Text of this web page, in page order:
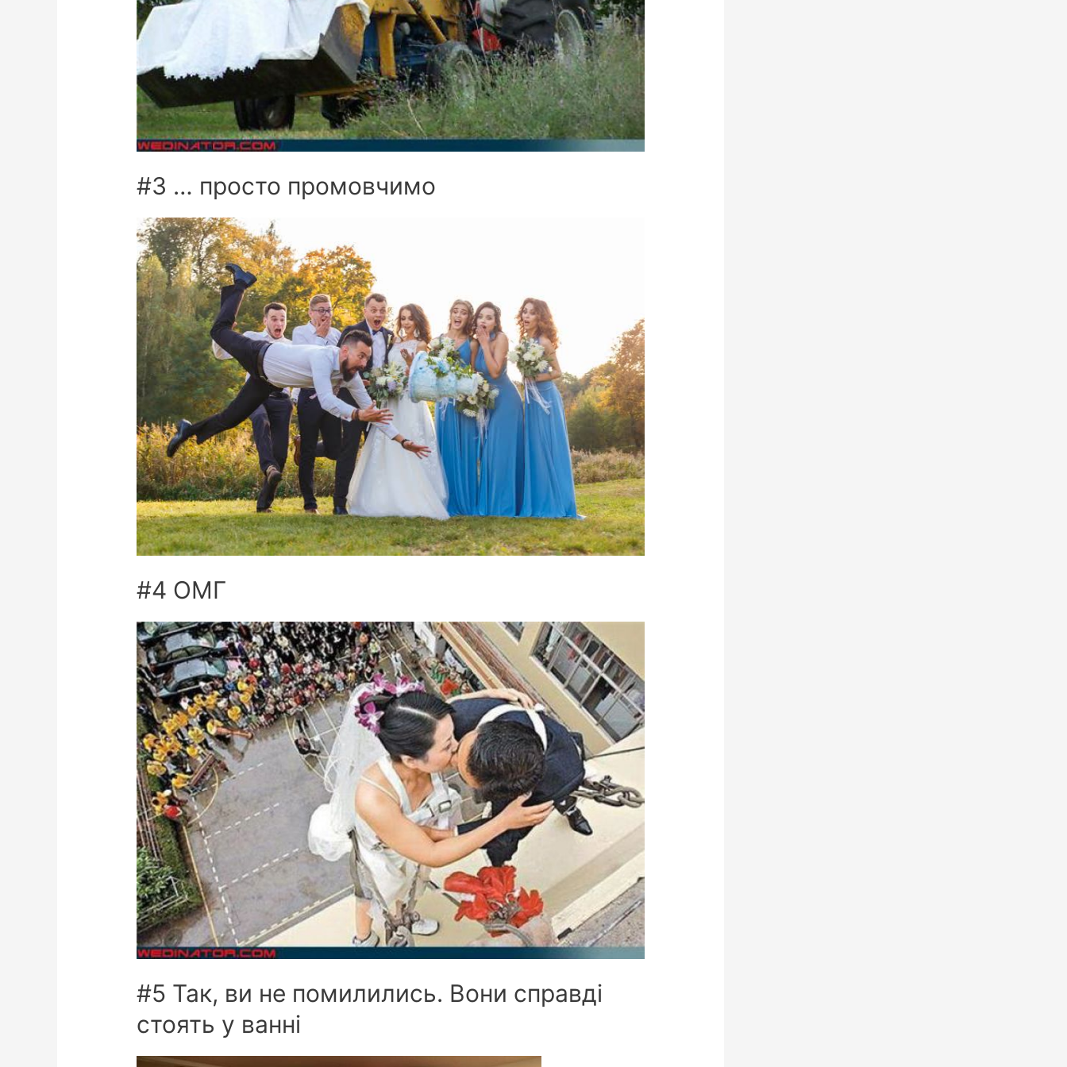
#3 … просто промовчимо
#4 ОМГ
#5 Так, ви не помилились. Вони справді
стоять у ванні